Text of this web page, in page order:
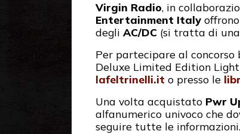
Virgin Radio, in
Entertainment Italy
degli AC/DC (si tratta di
Per partecipare al
Deluxe Limited Edition
lafeltrinelli.it o presso le
Una volta acquistato Pwr
alfanumerico univoco che
seguire tutte le informazioni.